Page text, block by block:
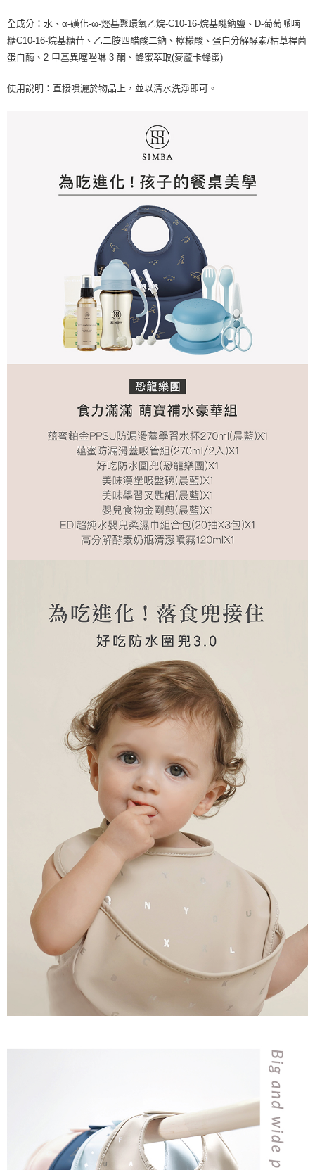
全成分：水、α-磺化-ω-烴基聚環氧乙烷-C10-16-烷基醚鈉鹽、D-葡萄哌喃
糖C10-16-烷基糖苷、乙二胺四醋酸二鈉、檸檬酸、蛋白分解酵素/枯草桿菌
蛋白酶、2-甲基異噻唑啉-3-酮、蜂蜜萃取(麥蘆卡蜂蜜)
使用說明：直接噴灑於物品上，並以清水洗淨即可。